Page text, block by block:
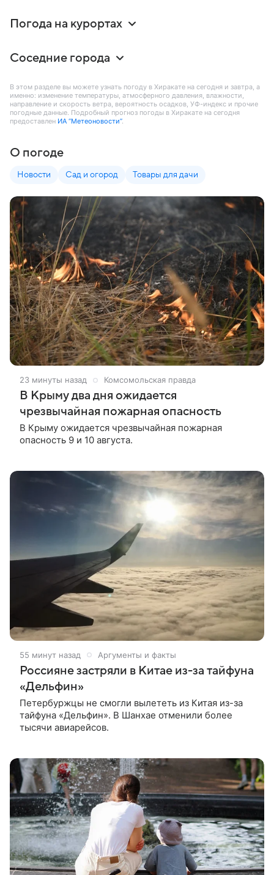
Погода на курортах
Соседние города
В этом разделе вы можете узнать погоду в Хиракате на сегодня и завтра, а
именно: изменение температуры, атмосферного давления, влажности,
направление и скорость ветра, вероятность осадков, УФ-индекс и прочие
погодные данные. Подробный прогноз погоды в Хиракате на сегодня
предоставлен ИА “Метеоновости”.
О погоде
Новости Сад и огород Товары для дачи
23 минуты назад Комсомольская правда
В Крыму два дня ожидается
чрезвычайная пожарная опасность
В Крыму ожидается чрезвычайная пожарная
опасность 9 и 10 августа.
55 минут назад Аргументы и факты
Россияне застряли в Китае из-за тайфуна
«Дельфин»
Петербуржцы не смогли вылететь из Китая из-за
тайфуна «Дельфин». В Шанхае отменили более
тысячи авиарейсов.